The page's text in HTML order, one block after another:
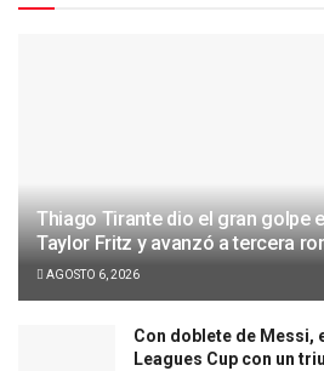
Thiago Tirante dio el gran golpe
Taylor Fritz y avanzó a tercera
AGOSTO 6, 2026
Con doblete de Messi,
Leagues Cup con un